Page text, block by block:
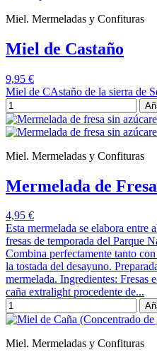
Miel. Mermeladas y Confituras
Miel de Castaño
9,95 €
Miel de CAstaño de la sierra de
Miel. Mermeladas y Confituras
Mermelada de
4,95 €
Esta mermelada se elabora
fresas de temporada del Parque
Combina perfectamente tanto
la tostada del desayuno.
mermelada. Ingredientes: Fresas
caña extralight procedente de...
Miel. Mermeladas y Confituras